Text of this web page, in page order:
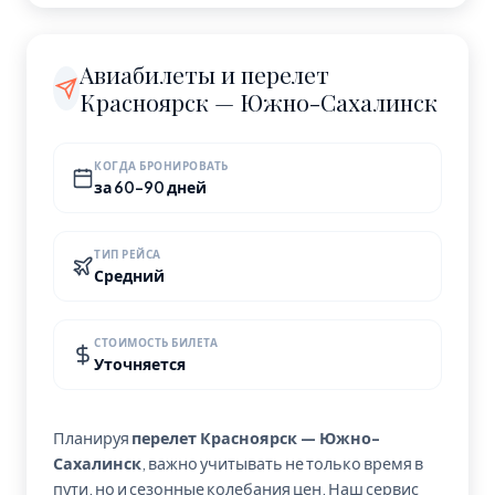
Авиабилеты и перелет
Красноярск — Южно-Сахалинск
КОГДА БРОНИРОВАТЬ
за 60-90 дней
ТИП РЕЙСА
Средний
СТОИМОСТЬ БИЛЕТА
Уточняется
Планируя перелет Красноярск — Южно-
Сахалинск , важно учитывать не только время в
пути, но и сезонные колебания цен. Наш сервис